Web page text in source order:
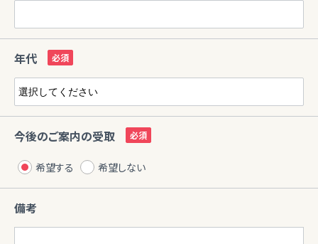
年代
今後のご案内の受取
希望する 希望しない
備考